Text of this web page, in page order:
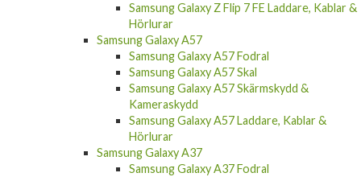
Samsung Galaxy Z Flip 7 FE Laddare, Kablar &
Hörlurar
Samsung Galaxy A57
Samsung Galaxy A57 Fodral
Samsung Galaxy A57 Skal
Samsung Galaxy A57 Skärmskydd &
Kameraskydd
Samsung Galaxy A57 Laddare, Kablar &
Hörlurar
Samsung Galaxy A37
Samsung Galaxy A37 Fodral